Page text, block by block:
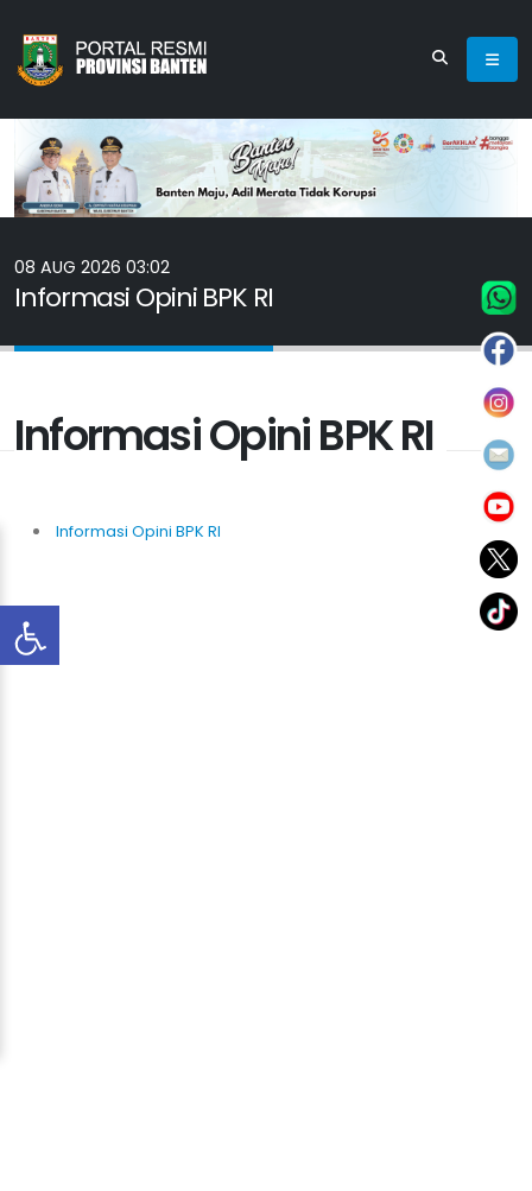
Informasi Opini BPK RI
08 AUG 2026 03:02
Informasi Opini BPK RI
Informasi Opini BPK RI